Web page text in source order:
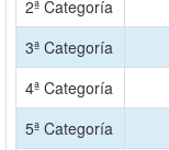
2ª Categoría
3ª Categoría
4ª Categoría
5ª Categoría